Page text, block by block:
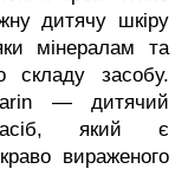
дитячу шкіру
мінералам та
складу засобу.
— дитячий
який є
вираженого